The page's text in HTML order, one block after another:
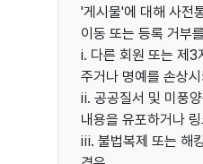
'게시물'에 대해 사전
이동 또는 등록 거부
ⅰ. 다른 회원 또는 제
주거나 명예를 손상
ⅱ. 공공질서 및 미풍
내용을 유포하거나
ⅲ. 불법복제 또는 해